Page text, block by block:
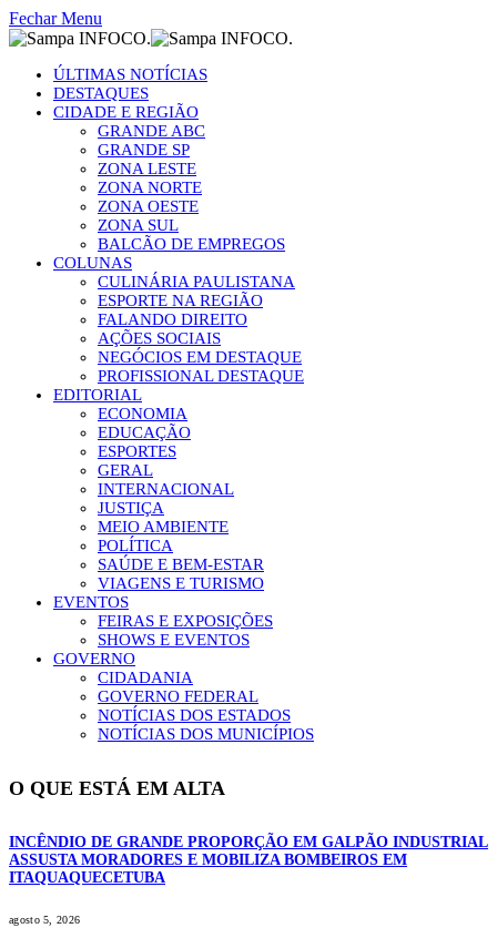
Fechar Menu
ÚLTIMAS NOTÍCIAS
DESTAQUES
CIDADE E REGIÃO
GRANDE ABC
GRANDE SP
ZONA LESTE
ZONA NORTE
ZONA OESTE
ZONA SUL
BALCÃO DE EMPREGOS
COLUNAS
CULINÁRIA PAULISTANA
ESPORTE NA REGIÃO
FALANDO DIREITO
AÇÕES SOCIAIS
NEGÓCIOS EM DESTAQUE
PROFISSIONAL DESTAQUE
EDITORIAL
ECONOMIA
EDUCAÇÃO
ESPORTES
GERAL
INTERNACIONAL
JUSTIÇA
MEIO AMBIENTE
POLÍTICA
SAÚDE E BEM-ESTAR
VIAGENS E TURISMO
EVENTOS
FEIRAS E EXPOSIÇÕES
SHOWS E EVENTOS
GOVERNO
CIDADANIA
GOVERNO FEDERAL
NOTÍCIAS DOS ESTADOS
NOTÍCIAS DOS MUNICÍPIOS
O QUE ESTÁ EM ALTA
INCÊNDIO DE GRANDE PROPORÇÃO EM GALPÃO INDUSTRIAL
ASSUSTA MORADORES E MOBILIZA BOMBEIROS EM
ITAQUAQUECETUBA
agosto 5, 2026